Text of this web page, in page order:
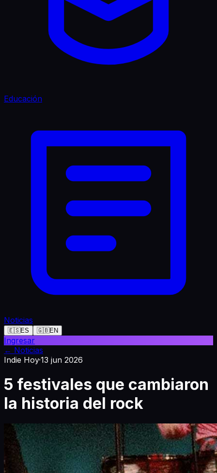
Educación
Noticias
🇪🇸ES 🇬🇧EN
Ingresar
← Noticias
Indie Hoy·13 jun 2026
5 festivales que cambiaron
la historia del rock